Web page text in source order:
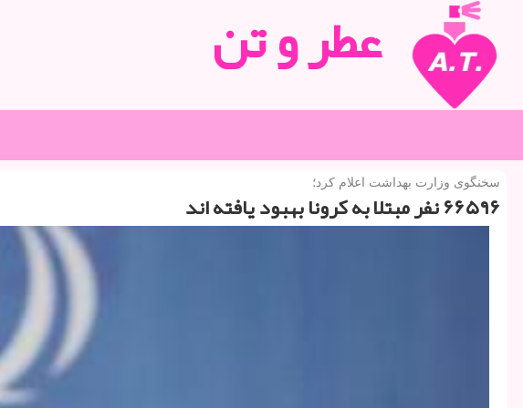
عطر و تن
سخنگوی وزارت بهداشت اعلام كرد؛
۶۶۵۹۶ نفر مبتلا به كرونا بهبود یافته اند